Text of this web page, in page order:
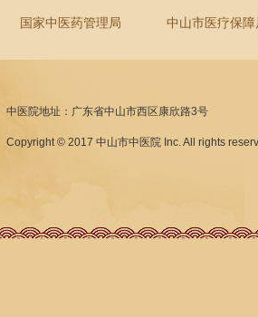
国家中医药管理局 中山市医疗保障
中医院地址：广东省中山市西区康欣路3号
Copyright © 2017 中山市中医院 Inc. All rights